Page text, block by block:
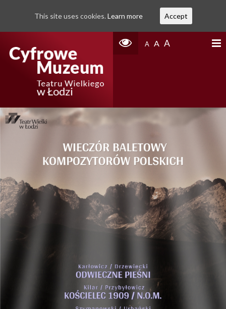
A A A
This site uses cookies. Learn more Accept